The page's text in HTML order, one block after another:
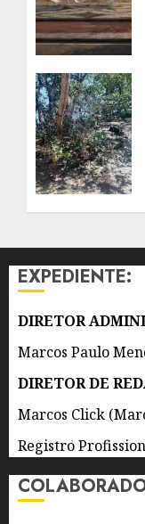
EXPEDIENTE:
DIRETOR
Marcos Paulo
DIRETOR DE
Marcos Click
Registro